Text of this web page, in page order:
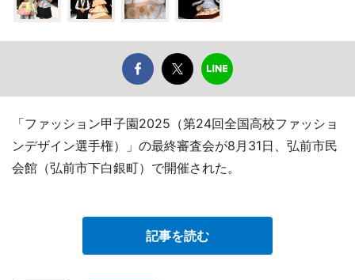
「ファッション甲子園2025（第24回全国高校ファッショ
ンデザイン選手権）」の最終審査会が8月31日、弘前市民
会館（弘前市下白銀町）で開催された。
記事を読む